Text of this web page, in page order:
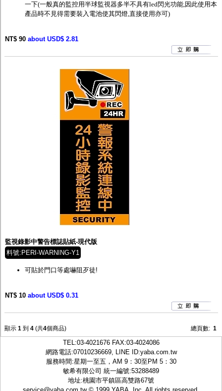
一下(一般真的監控用半球監視器多半不具有led閃光功能,因此使用本
產品時不見得需要裝入電池使其閃燈,直接使用亦可)
NT$ 90 about USD$ 2.81
監視錄影中警告標誌貼紙-現代版
料號:PERI-WARNING-Y1
可貼於門口等處嚇阻歹徒!
NT$ 10 about USD$ 0.31
顯示 1 到 4 (共4個商品) 總頁數: 1
TEL:03-4021676FAX:03-4024086
網路電話:07010236669, LINE ID:yaba.com.tw
服務時間:星期一至五，AM 9：30至PM 5：30
敏希有限公司 統一編號:53288489
地址:桃園市平鎮區高雙路67號